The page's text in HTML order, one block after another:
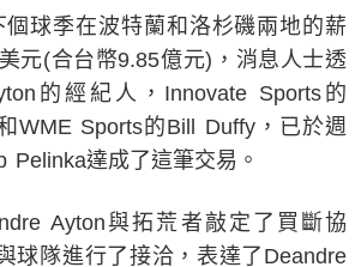
個球季在波特蘭和洛杉磯兩地的薪
元(合台幣9.85億元)，消息人士透
的經紀人，Innovate Sports的
WME Sports的Bill Duffy，已於週
Pelinka達成了這筆交易。
Ayton與拓荒者敲定了買斷協
球隊進行了接洽，表達了Deandre